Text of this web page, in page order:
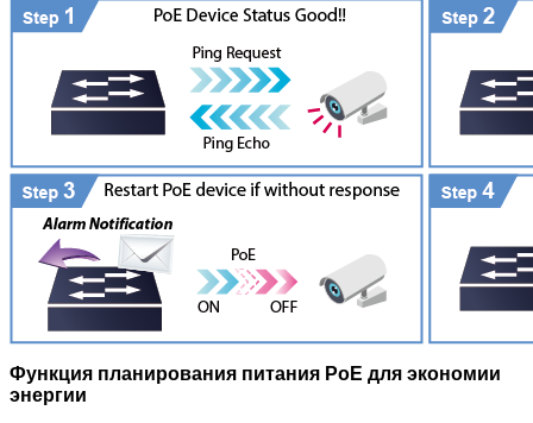
Функция планирования питания PoE для экономии
энергии